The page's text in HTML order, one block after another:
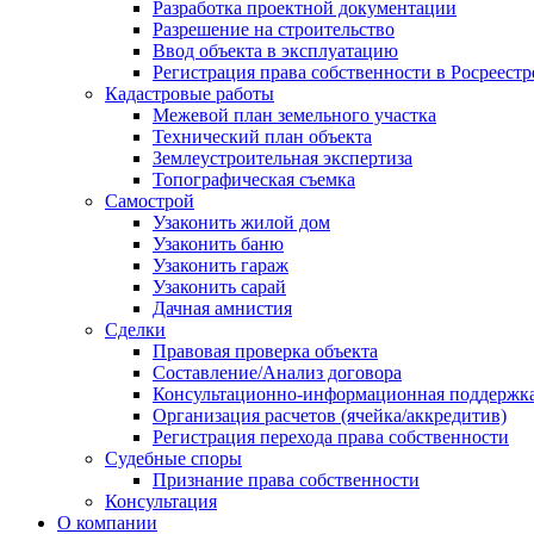
Разработка проектной документации
Разрешение на строительство
Ввод объекта в эксплуатацию
Регистрация права собственности в
Кадастровые работы
Межевой план земельного участка
Технический план объекта
Землеустроительная экспертиза
Топографическая съемка
Самострой
Узаконить жилой дом
Узаконить баню
Узаконить гараж
Узаконить сарай
Дачная амнистия
Сделки
Правовая проверка объекта
Составление/Анализ договора
Консультационно-информационная
Организация расчетов (ячейка/аккредитив)
Регистрация перехода права собственности
Судебные споры
Признание права собственности
Консультация
О компании